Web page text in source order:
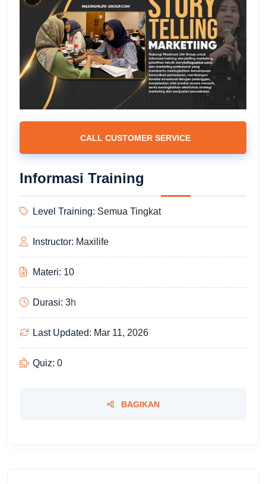
CALL CUSTOMER SERVICE
Informasi Training
Level Training: Semua Tingkat
Instructor: Maxilife
Materi: 10
Durasi: 3h
Last Updated: Mar 11, 2026
Quiz: 0
BAGIKAN